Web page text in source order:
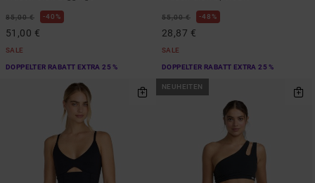
85,00 € 40%
51,00 €
SALE
DOPPELTER RABATT EXTRA 25 %
55,00 € 48%
28,87 €
SALE
DOPPELTER RABATT EXTRA 25 %
NEUHEITEN